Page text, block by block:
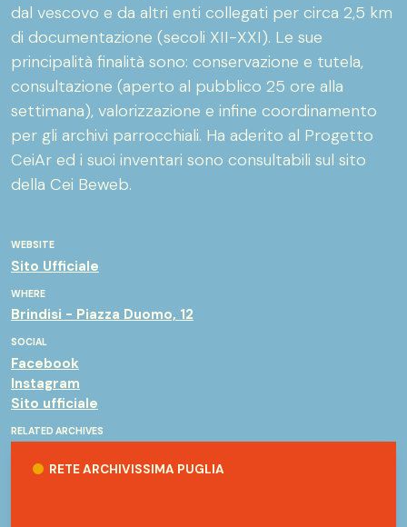
WEBSITE
Sito Ufficiale
WHERE
Brindisi - Piazza Duomo, 12
SOCIAL
Facebook
Instagram
Sito ufficiale
RELATED ARCHIVES
RETE ARCHIVISSIMA PUGLIA
dal vescovo e da altri enti collegati per circa 2,5 km
di documentazione (secoli XII-XXI). Le sue
principalità finalità sono: conservazione e tutela,
consultazione (aperto al pubblico 25 ore alla
settimana), valorizzazione e infine coordinamento
per gli archivi parrocchiali. Ha aderito al Progetto
CeiAr ed i suoi inventari sono consultabili sul sito
della Cei Beweb.